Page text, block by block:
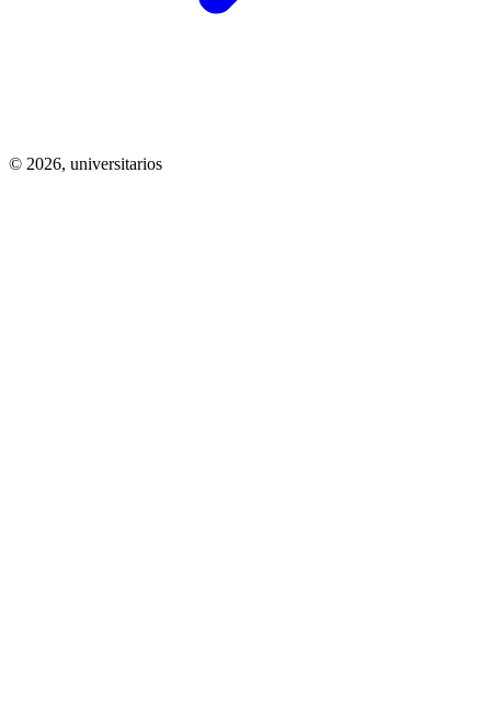
© 2026, universitarios